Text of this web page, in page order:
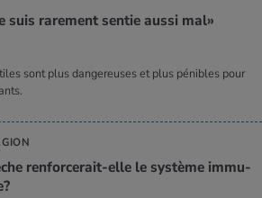
suis rare­ment sen­tie aussi mal»
sont plus dangereuses et plus pénibles pour
ren­for­ce­rait-elle le sys­tème immu­